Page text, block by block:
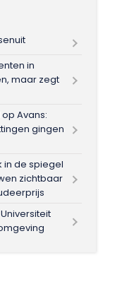
in
maar zegt
Avans:
gingen
in de spiegel
zichtbaar